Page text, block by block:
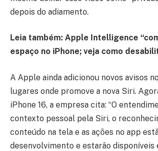
depois do adiamento.
Leia também: Apple Intelligence
espaço no iPhone; veja como
A Apple ainda adicionou novos avisos
lugares onde promove a nova Siri.
iPhone 16, a empresa cita: “O
contexto pessoal pela Siri, o
conteúdo na tela e as ações no app
desenvolvimento e estarão disponíveis